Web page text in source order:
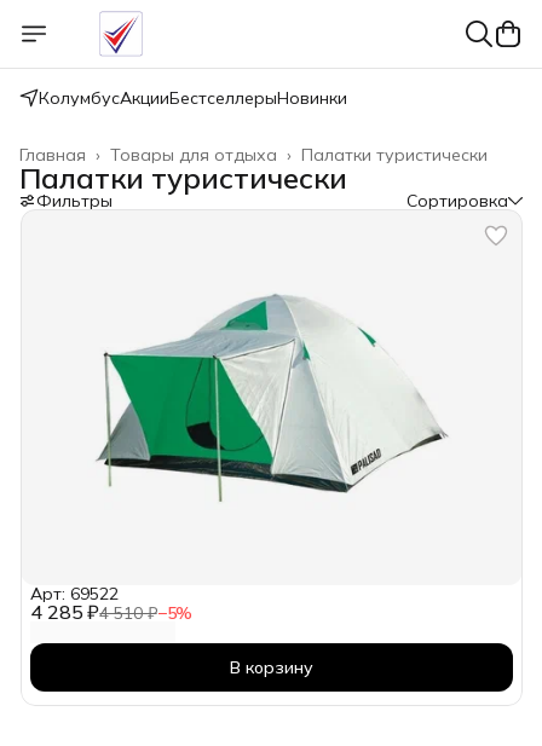
КолумбусАкцииБестселлерыНовинки
Палатки туристически
Товары для отдыха ›
Главная ›
Палатки туристически
Фильтры Сортировка
4 285 ₽4 510 ₽−5%
Арт: 69522
В корзину